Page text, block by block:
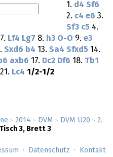
> 2014 > DVM > DVM U20 > 2.
3, Brett 3
1. d4 Sf6
2. c4 e6 3.
Sf3 c5 4.
7. Lf4 Lg7 8. h3 O-O 9. e3
Sxd6 b4 13. Sa4 Sfxd5 14.
axb6 17. Dc2 Df6 18. Tb1
21. Lc4 1/2-1/2
Datenschutz Kontakt